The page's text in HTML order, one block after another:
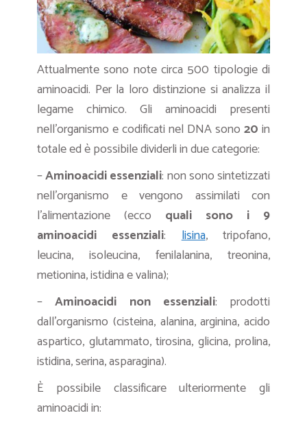
Attualmente sono note circa 500 tipologie di
aminoacidi. Per la loro distinzione si analizza il
legame chimico. Gli aminoacidi presenti
nell’organismo e codificati nel DNA sono 20 in
totale ed è possibile dividerli in due categorie:
–Aminoacidi essenziali: non sono sintetizzati
nell’organismo e vengono assimilati con
l’alimentazione (ecco quali sono i 9
aminoacidi essenziali:lisina, tripofano,
leucina, isoleucina, fenilalanina, treonina,
metionina, istidina e valina);
–Aminoacidi non essenziali: prodotti
dall’organismo (cisteina, alanina, arginina, acido
aspartico, glutammato, tirosina, glicina, prolina,
istidina, serina, asparagina).
È possibile classificare ulteriormente gli
aminoacidi in: